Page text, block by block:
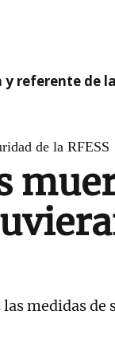
y referente de
de la RFESS
medidas de